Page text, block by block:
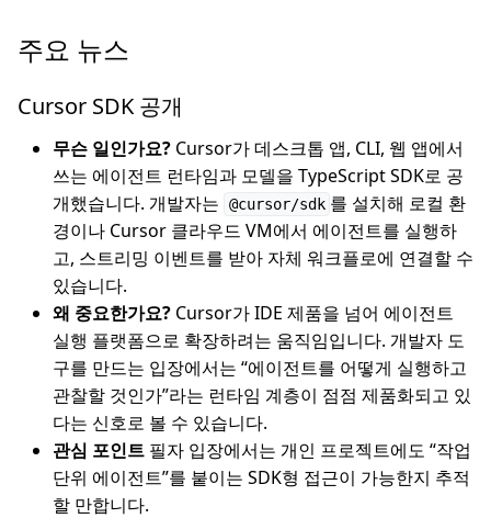
주요 뉴스
Cursor SDK 공개
무슨 일인가요? Cursor가 데스크톱 앱, CLI, 웹 앱에서
쓰는 에이전트 런타임과 모델을 TypeScript SDK로 공
개했습니다. 개발자는
@cursor/sdk 를 설치해 로컬 환
경이나 Cursor 클라우드 VM에서 에이전트를 실행하
고, 스트리밍 이벤트를 받아 자체 워크플로에 연결할 수
있습니다.
왜 중요한가요? Cursor가 IDE 제품을 넘어 에이전트
실행 플랫폼으로 확장하려는 움직임입니다. 개발자 도
구를 만드는 입장에서는 “에이전트를 어떻게 실행하고
관찰할 것인가”라는 런타임 계층이 점점 제품화되고 있
다는 신호로 볼 수 있습니다.
관심 포인트 필자 입장에서는 개인 프로젝트에도 “작업
단위 에이전트”를 붙이는 SDK형 접근이 가능한지 추적
할 만합니다.